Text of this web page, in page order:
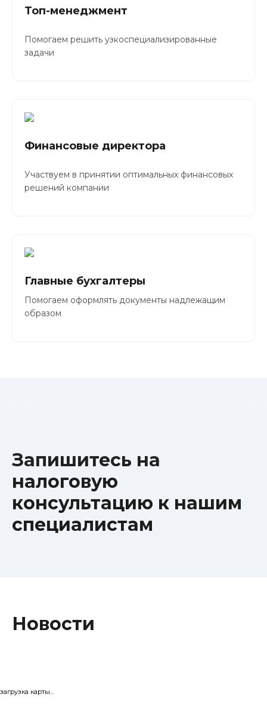
Топ-менеджмент
Помогаем решить узкоспециализированные
задачи
Финансовые директора
Участвуем в принятии оптимальных финансовых
решений компании
Главные бухгалтеры
Помогаем оформлять документы надлежащим
образом
Запишитесь на
налоговую
консультацию к нашим
специалистам
Новости
загрузка карты...